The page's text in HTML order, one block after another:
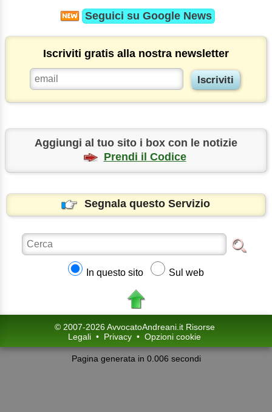
Seguici su Google News
Iscriviti gratis alla nostra newsletter
Aggiungi al tuo sito i box con le notizie
Prendi il Codice
Segnala questo Servizio
In questo sito Sul web
© 2007-2026 AvvocatoAndreani.it Risorse
Legali • Privacy • Opzioni cookie
Pagina generata in 0.006 secondi